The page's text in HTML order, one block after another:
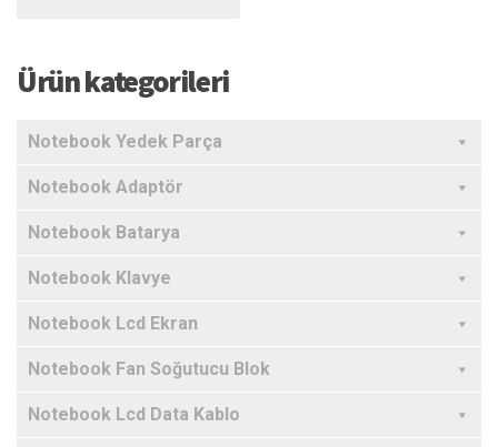
Ürün kategorileri
Notebook Yedek Parça
Notebook Adaptör
Notebook Batarya
Notebook Klavye
Notebook Lcd Ekran
Notebook Fan Soğutucu Blok
Notebook Lcd Data Kablo